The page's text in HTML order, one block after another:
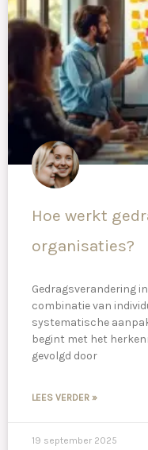
Hoe werkt
organisaties?
Gedragsverandering
combinatie van
systematische
begint met het
gevolgd door
LEES VERDER »
19 september 2025